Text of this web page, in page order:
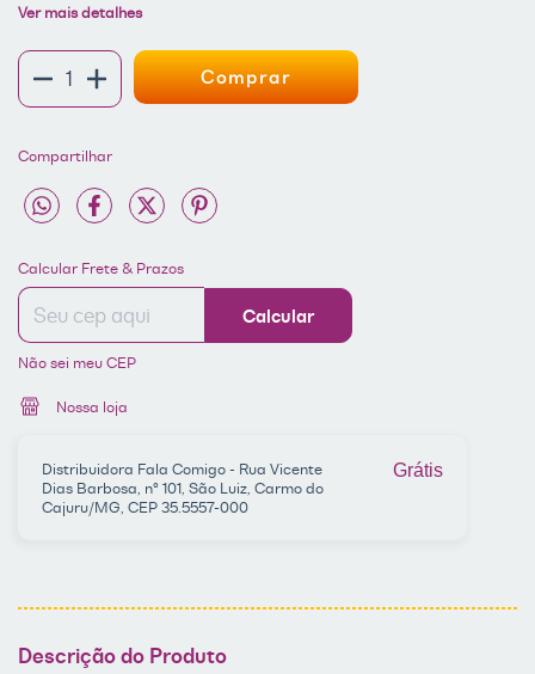
Ver mais detalhes
Compartilhar
Entregas para o CEP:
Calcular Frete & Prazos
Calcular
Não sei meu CEP
Nossa loja
Distribuidora Fala Comigo - Rua Vicente
Dias Barbosa, nº 101, São Luiz, Carmo do
Cajuru/MG, CEP 35.5557-000
Grátis
Descrição do Produto